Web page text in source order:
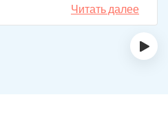
Читать далее
›